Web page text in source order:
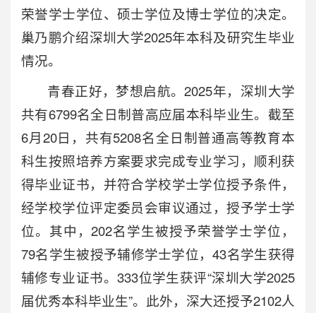
荣誉学士学位、硕士学位及博士学位的决定。
巢乃鹏介绍深圳大学2025年本科及研究生毕业
情况。
青春正好，梦想启航。2025年，深圳大学
共有6799名全日制普高应届本科毕业生。截至
6月20日，共有5208名全日制普通高等教育本
科生按照培养方案要求完成专业学习，顺利获
得毕业证书，并符合学校学士学位授予条件，
经学校学位评定委员会审议通过，授予学士学
位。其中，202名学生被授予荣誉学士学位，
79名学生被授予辅修学士学位，43名学生获得
辅修专业证书。333位学生获评“深圳大学2025
届优秀本科毕业生”。此外，深大还授予2102人